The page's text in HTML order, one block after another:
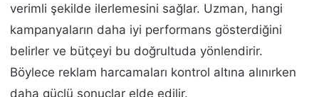
verimli şekilde ilerlemesini sağlar. Uzman, hangi
kampanyaların daha iyi performans gösterdiğini
belirler ve bütçeyi bu doğrultuda yönlendirir.
Böylece reklam harcamaları kontrol altına alınırken
daha güçlü sonuçlar elde edilir.